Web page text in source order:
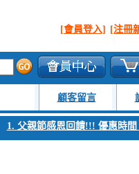
[會員登入] [注冊
顧客留言
1. 父親節感恩回饋!!! 優惠時間 8